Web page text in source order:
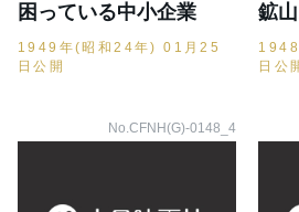
困っている中小企業
1949年(昭和24年) 01月25
日公開
鉱
日公
No.CFNH(G)-0148_4